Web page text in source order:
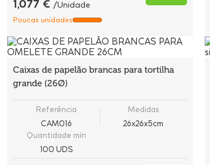
1,077 € /Unidade
Poucas unidades
Caixas de papelão brancas para tortilha
grande (26Ø)
Referência
CAM016
Medidas
26x26x5cm
Quantidade mín
100 UDS